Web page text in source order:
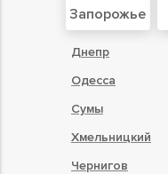
Запорожье
Днепр
Одесса
Сумы
Хмельницкий
Чернигов